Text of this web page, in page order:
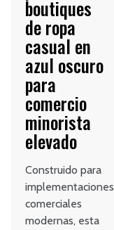
boutiques
de ropa
casual en
azul oscuro
para
comercio
minorista
elevado
Construido para
implementaciones
comerciales
modernas, esta